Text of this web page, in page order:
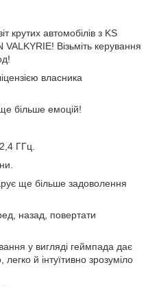
крутих автомобілів з KS
Візьміть керування
власника
більше емоцій!
ГГц.
ще більше задоволення
назад, повертати
у вигляді геймпада дає
й інтуїтивно зрозуміло